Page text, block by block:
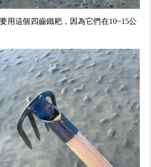
用這個四齒鐵耙，因為它們在10~15公